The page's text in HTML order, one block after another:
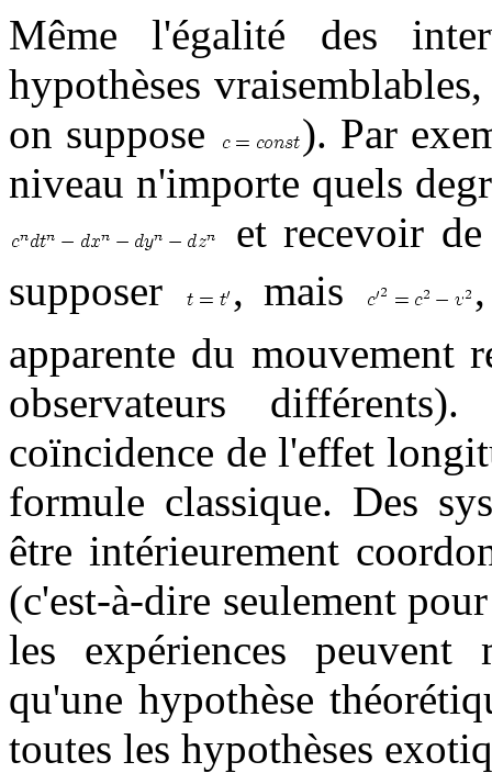
Même l'égalité des
hypothèses
on suppose
). Par
niveau n'importe quels
et recevoir
supposer
, mais
apparente du mouvement
observateurs
coïncidence de l'effet
formule classique. Des
être intérieurement
(c'est-à-dire seulement
les expériences
qu'une hypothèse
toutes les hypothèses